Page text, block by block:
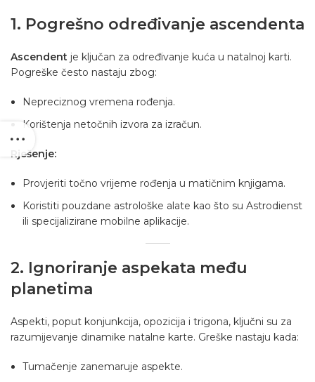
1. Pogrešno određivanje ascendenta
Ascendent je ključan za određivanje kuća u natalnoj karti.
Pogreške često nastaju zbog:
Nepreciznog vremena rođenja.
Korištenja netočnih izvora za izračun.
Rješenje:
Provjeriti točno vrijeme rođenja u matičnim knjigama.
Koristiti pouzdane astrološke alate kao što su Astrodienst
ili specijalizirane mobilne aplikacije.
2. Ignoriranje aspekata među
planetima
Aspekti, poput konjunkcija, opozicija i trigona, ključni su za
razumijevanje dinamike natalne karte. Greške nastaju kada:
Tumačenje zanemaruje aspekte.